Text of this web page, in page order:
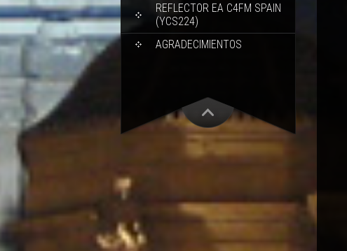
REFLECTOR EA C4FM SPAIN
(YCS224)
AGRADECIMIENTOS